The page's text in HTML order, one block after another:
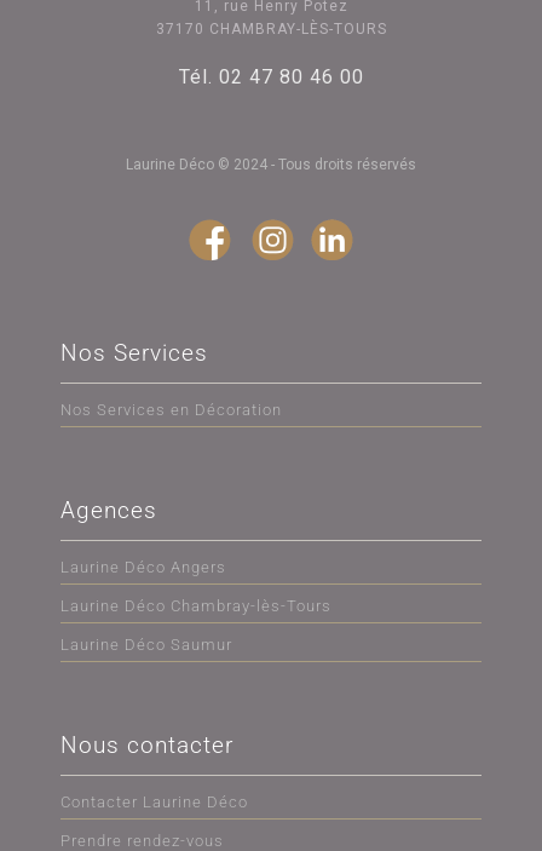
11, rue Henry Potez
37170 CHAMBRAY-LÈS-TOURS
Tél. 02 47 80 46 00
Laurine Déco © 2024 - Tous droits réservés
Nos Services
Nos Services en Décoration
Agences
Laurine Déco Angers
Laurine Déco Chambray-lès-Tours
Laurine Déco Saumur
Nous contacter
Contacter Laurine Déco
Prendre rendez-vous